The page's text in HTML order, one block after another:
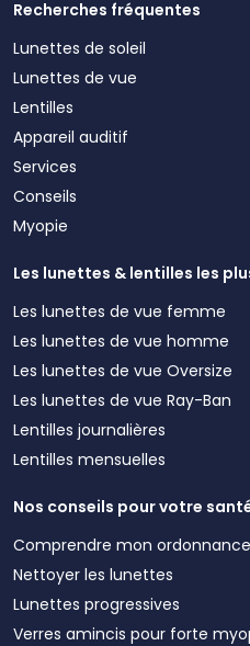
Recherches fréquentes
Lunettes de soleil
Lunettes de vue
Lentilles
Appareil auditif
Services
Conseils
Myopie
Les lunettes & lentilles les
Les lunettes de vue femme
Les lunettes de vue homme
Les lunettes de vue Oversize
Les lunettes de vue Ray-Ban
Lentilles journalières
Lentilles mensuelles
Nos conseils pour votre
Comprendre mon ordonnance
Nettoyer les lunettes
Lunettes progressives
Verres amincis pour forte